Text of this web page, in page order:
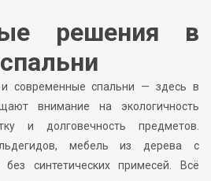
решения в
и современные спальни — здесь в
внимание на экологичность
и долговечность предметов.
мебель из дерева с
без синтетических примесей. Всё